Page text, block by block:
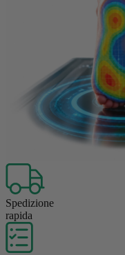
Spedizione
rapida